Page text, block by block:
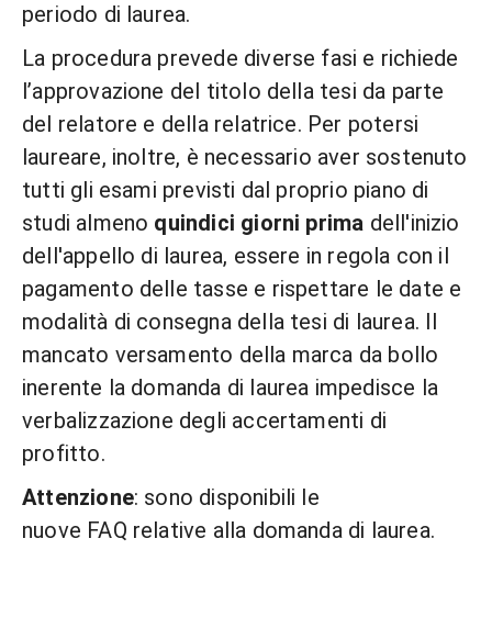
periodo di laurea.
La procedura prevede diverse fasi e richiede
l’approvazione del titolo della tesi da parte
del relatore e della relatrice. Per potersi
laureare, inoltre, è necessario aver sostenuto
tutti gli esami previsti dal proprio piano di
studi almeno quindici giorni prima dell'inizio
dell'appello di laurea, essere in regola con il
pagamento delle tasse e rispettare le date e
modalità di consegna della tesi di laurea. Il
mancato versamento della marca da bollo
inerente la domanda di laurea impedisce la
verbalizzazione degli accertamenti di
profitto.
Attenzione: sono disponibili le
nuove FAQ relative alla domanda di laurea.